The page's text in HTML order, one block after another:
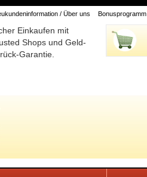
/ Über uns Bonusprogramm
Einkaufen mit
Shops und Geld-
Garantie.